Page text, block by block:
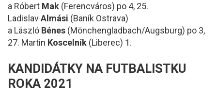
a Róbert Mak (Ferencváros) po 4, 25.
LadislavAlmási (Baník Ostrava)
a László Bénes (Mönchengladbach/Augsburg) po 3,
27. Martin Koscelník (Liberec) 1.
KANDIDÁTKY NA FUTBALISTKU
ROKA 2021